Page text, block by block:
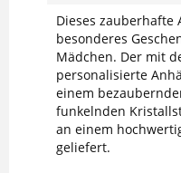
Dieses zauberhafte
besonderes
Mädchen. Der mit
personalisierte
einem
funkelnden
an einem
geliefert.